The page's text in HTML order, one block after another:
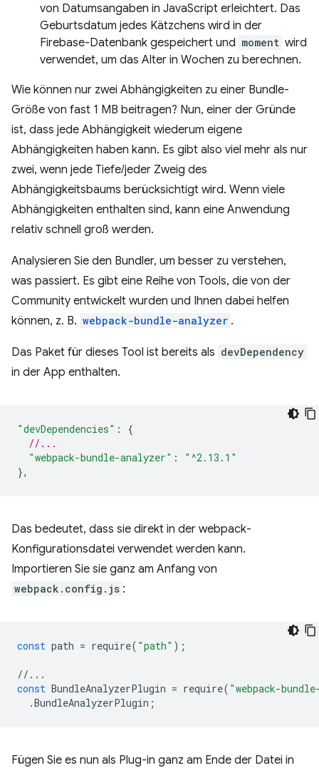
von Datumsangaben in JavaScript erleichtert. Das
Geburtsdatum jedes Kätzchens wird in der
Firebase-Datenbank gespeichert und moment wird
verwendet, um das Alter in Wochen zu berechnen.
Wie können nur zwei Abhängigkeiten zu einer Bundle-
Größe von fast 1 MB beitragen? Nun, einer der Gründe
ist, dass jede Abhängigkeit wiederum eigene
Abhängigkeiten haben kann. Es gibt also viel mehr als nur
zwei, wenn jede Tiefe/jeder Zweig des
Abhängigkeitsbaums berücksichtigt wird. Wenn viele
Abhängigkeiten enthalten sind, kann eine Anwendung
relativ schnell groß werden.
Analysieren Sie den Bundler, um besser zu verstehen,
was passiert. Es gibt eine Reihe von Tools, die von der
Community entwickelt wurden und Ihnen dabei helfen
können, z. B. webpack-bundle-analyzer .
Das Paket für dieses Tool ist bereits als devDependency
in der App enthalten.
"devDependencies" :
{
//...
"webpack-bundle-analyzer" :
"^2.13.1"
},
Das bedeutet, dass sie direkt in der webpack-
Konfigurationsdatei verwendet werden kann.
Importieren Sie sie ganz am Anfang von
webpack.config.js :
const path = require( "path" );
//...
const BundleAnalyzerPlugin = require( "webpack-
.BundleAnalyzerPlugin ;
Fügen Sie es nun als Plug-in ganz am Ende der Datei in